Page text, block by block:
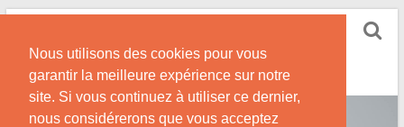
Nous utilisons des cookies pour vous
garantir la meilleure expérience sur notre
site. Si vous continuez à utiliser ce dernier,
nous considérerons que vous acceptez
Skip
content
Conseils et Infos pour la Rencontre d'une Belle
Africaine !